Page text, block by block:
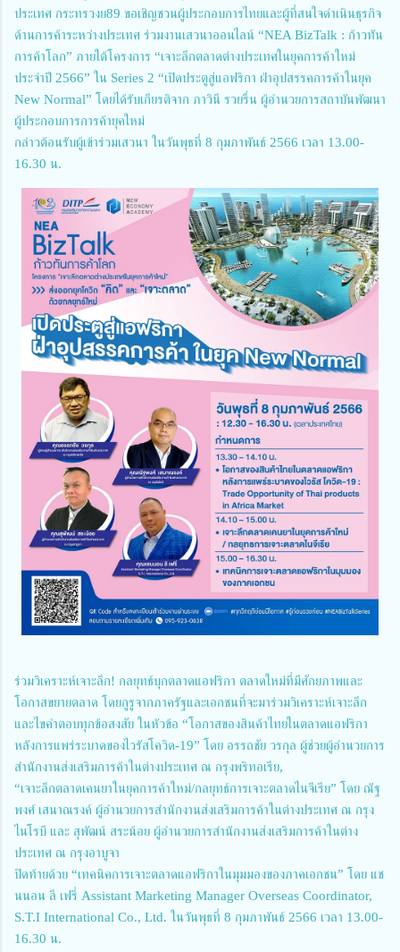
ประเทศ กระทรวงย89 ขอเชิญชวนผู้ประกอบการไทยและผู้ที่สนใจดำเนินธุรกิจ
ด้านการค้าระหว่างประเทศ ร่วมงานเสวนาออนไลน์ “NEA BizTalk : ก้าวทัน
การค้าโลก” ภายใต้โครงการ “เจาะลึกตลาดต่างประเทศในยุคการค้าใหม่
ประจำปี 2566” ใน Series 2 “เปิดประตูสู่แอฟริกา ฝ่าอุปสรรคการค้าในยุค
New Normal” โดยได้รับเกียรติจาก ภาวินี รวยรื่น ผู้อำนวยการสถาบันพัฒนา
ผู้ประกอบการการค้ายุคใหม่
กล่าวต้อนรับผู้เข้าร่วมเสวนา ในวันพุธที่ 8 กุมภาพันธ์ 2566 เวลา 13.00-
16.30 น.
ร่วมวิเคราะห์เจาะลึก! กลยุทธ์บุกตลาดแอฟริกา ตลาดใหม่ที่มีศักยภาพและ
โอกาสขยายตลาด โดยกูรูจากภาครัฐและเอกชนที่จะมาร่วมวิเคราะห์เจาะลึก
และไขคำตอบทุกข้อสงสัย ในหัวข้อ “โอกาสของสินค้าไทยในตลาดแอฟริกา
หลังการแพร่ระบาดของไวรัสโควิด-19” โดย อรรถชัย วรกุล ผู้ช่วยผู้อำนวยการ
สำนักงานส่งเสริมการค้าในต่างประเทศ ณ กรุงพริทอเรีย,
“เจาะลึกตลาดเคนยาในยุคการค้าใหม่/กลยุทธ์การเจาะตลาดไนจีเรีย” โดย ณัฐ
พงศ์ เสนาณรงค์ ผู้อำนวยการสำนักงานส่งเสริมการค้าในต่างประเทศ ณ กรุง
ไนโรบี และ สุพัฒน์ สระน้อย ผู้อำนวยการสำนักงานส่งเสริมการค้าในต่าง
ประเทศ ณ กรุงอาบูจา
ปิดท้ายด้วย “เทคนิคการเจาะตลาดแอฟริกาในมุมมองของภาคเอกชน” โดย แช
นนอน ลี เฟรี่ Assistant Marketing Manager Overseas Coordinator,
S.T.I International Co., Ltd. ในวันพุธที่ 8 กุมภาพันธ์ 2566 เวลา 13.00-
16.30 น.